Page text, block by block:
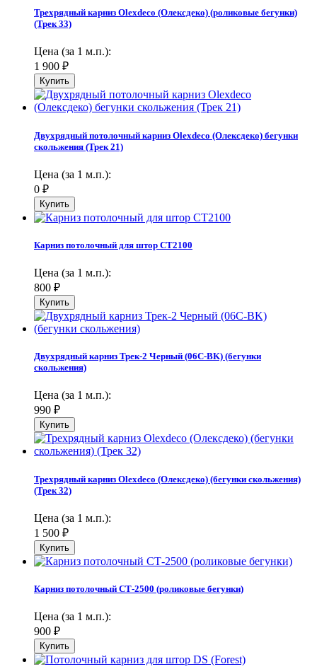
Трехрядный карниз Olexdeco (Олексдеко) (роликовые бегунки)
(Трек 33)
Цена (за 1 м.п.):
1 900 ₽
Двухрядный потолочный карниз Olexdeco (Олексдеко) бегунки
скольжения (Трек 21)
Цена (за 1 м.п.):
0 ₽
Карниз потолочный для штор СТ2100
Цена (за 1 м.п.):
800 ₽
Двухрядный карниз Трек-2 Черный (06С-BK) (бегунки
скольжения)
Цена (за 1 м.п.):
990 ₽
Трехрядный карниз Olexdeco (Олексдеко) (бегунки скольжения)
(Трек 32)
Цена (за 1 м.п.):
1 500 ₽
Карниз потолочный СТ-2500 (роликовые бегунки)
Цена (за 1 м.п.):
900 ₽